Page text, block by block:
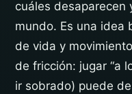
cuáles desaparecen
mundo. Es una idea
de vida y
de fricción: jugar “a
ir sobrado) puede